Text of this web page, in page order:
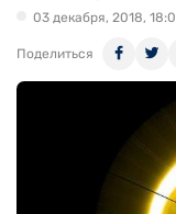
03 декабря, 2018,
Поделиться